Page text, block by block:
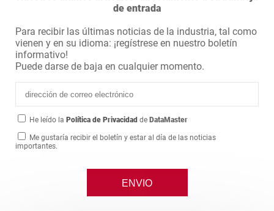
de entrada
Para recibir las últimas noticias de la industria, tal como
vienen y en su idioma: ¡regístrese en nuestro boletín
informativo!
Puede darse de baja en cualquier momento.
He leído la Política de Privacidad de DataMaster
Me gustaría recibir el boletín y estar al día de las noticias
importantes.